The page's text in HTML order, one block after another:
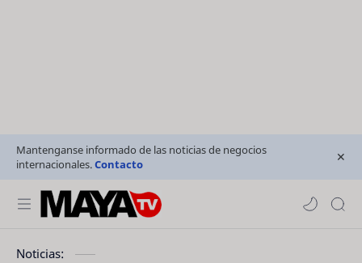
Mantenganse informado de las noticias de negocios
internacionales.Contacto
Noticias: